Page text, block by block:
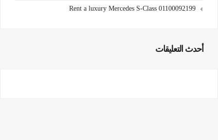
Rent a luxury Mercedes S-Class 01100092199
أحدث التعليقات